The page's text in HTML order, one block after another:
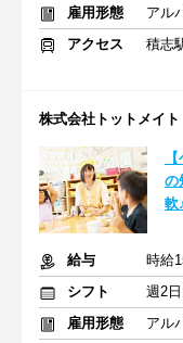
雇用形態
アル
アクセス
積志
株式会社トットメイ
の
軟
給与
時給
シフト
週2
雇用形態
アル